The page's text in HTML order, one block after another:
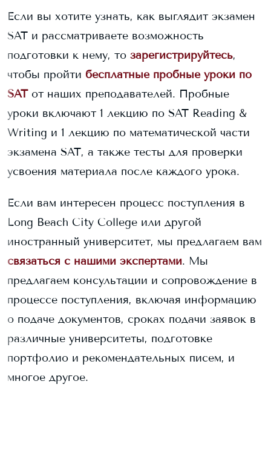
Если вы хотите узнать, как выглядит экзамен
SAT и рассматриваете возможность
подготовки к нему, то зарегистрируйтесь,
чтобы пройти бесплатные пробные уроки по
SAT от наших преподавателей. Пробные
уроки включают 1 лекцию по SAT Reading &
Writing и 1 лекцию по математической части
экзамена SAT, а также тесты для проверки
усвоения материала после каждого урока.
Если вам интересен процесс поступления в
Long Beach City College или другой
иностранный университет, мы предлагаем вам
связаться с нашими экспертами. Мы
предлагаем консультации и сопровождение в
процессе поступления, включая информацию
о подаче документов, сроках подачи заявок в
различные университеты, подготовке
портфолио и рекомендательных писем, и
многое другое.